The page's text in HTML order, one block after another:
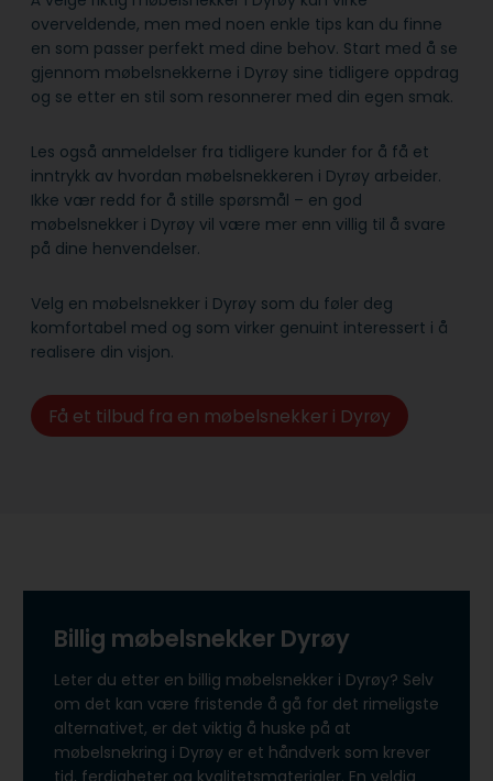
overveldende, men med noen enkle tips kan du finne
en som passer perfekt med dine behov. Start med å se
gjennom møbelsnekkerne i Dyrøy sine tidligere oppdrag
og se etter en stil som resonnerer med din egen smak.
Les også anmeldelser fra tidligere kunder for å få et
inntrykk av hvordan møbelsnekkeren i Dyrøy arbeider.
Ikke vær redd for å stille spørsmål – en god
møbelsnekker i Dyrøy vil være mer enn villig til å svare
på dine henvendelser.
Velg en møbelsnekker i Dyrøy som du føler deg
komfortabel med og som virker genuint interessert i å
realisere din visjon.
Få et tilbud fra en møbelsnekker i Dyrøy
Billig møbelsnekker Dyrøy
Leter du etter en billig møbelsnekker i Dyrøy? Selv
om det kan være fristende å gå for det rimeligste
alternativet, er det viktig å huske på at
møbelsnekring i Dyrøy er et håndverk som krever
tid, ferdigheter og kvalitetsmaterialer. En veldig